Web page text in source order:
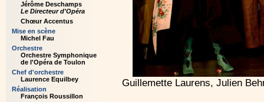
Jérôme Deschamps
Le Directeur d'Opéra
Chœur Accentus
Mise en scène
Michel Fau
Orchestre
Orchestre Symphonique
de l'Opéra de Toulon
Chef d'orchestre
Laurence Equilbey
Réalisation
François Roussillon
Guillemette Laurens, Julien